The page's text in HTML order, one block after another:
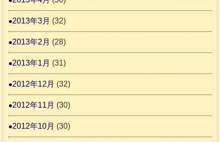
2013年3月 (32)
2013年2月 (28)
2013年1月 (31)
2012年12月 (32)
2012年11月 (30)
2012年10月 (30)